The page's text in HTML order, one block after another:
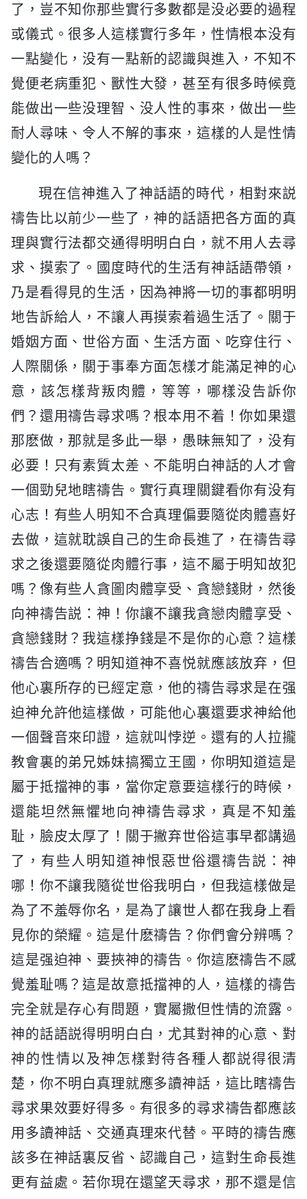
了，豈不知你那些實行多數都是没必要的過程
或儀式。很多人這樣實行多年，性情根本没有
一點變化，没有一點新的認識與進入，不知不
覺便老病重犯、獸性大發，甚至有很多時候竟
能做出一些没理智、没人性的事來，做出一些
耐人尋味、令人不解的事來，這樣的人是性情
變化的人嗎？
現在信神進入了神話語的時代，相對來説
禱告比以前少一些了，神的話語把各方面的真
理與實行法都交通得明明白白，就不用人去尋
求、摸索了。國度時代的生活有神話語帶領，
乃是看得見的生活，因為神將一切的事都明明
地告訴給人，不讓人再摸索着過生活了。關于
婚姻方面、世俗方面、生活方面、吃穿住行、
人際關係，關于事奉方面怎樣才能滿足神的心
意，該怎樣背叛肉體，等等，哪樣没告訴你
們？還用禱告尋求嗎？根本用不着！你如果還
那麽做，那就是多此一舉，愚昧無知了，没有
必要！只有素質太差、不能明白神話的人才會
一個勁兒地瞎禱告。實行真理關鍵看你有没有
心志！有些人明知不合真理偏要隨從肉體喜好
去做，這就耽誤自己的生命長進了，在禱告尋
求之後還要隨從肉體行事，這不屬于明知故犯
嗎？像有些人貪圖肉體享受、貪戀錢財，然後
向神禱告説：神！你讓不讓我貪戀肉體享受、
貪戀錢財？我這樣挣錢是不是你的心意？這樣
禱告合適嗎？明知道神不喜悦就應該放弃，但
他心裏所存的已經定意，他的禱告尋求是在强
迫神允許他這樣做，可能他心裏還要求神給他
一個聲音來印證，這就叫悖逆。還有的人拉攏
教會裏的弟兄姊妹搞獨立王國，你明知道這是
屬于抵擋神的事，當你定意要這樣行的時候，
還能坦然無懼地向神禱告尋求，真是不知羞
耻，臉皮太厚了！關于撇弃世俗這事早都講過
了，有些人明知道神恨惡世俗還禱告説：神
哪！你不讓我隨從世俗我明白，但我這樣做是
為了不羞辱你名，是為了讓世人都在我身上看
見你的榮耀。這是什麽禱告？你們會分辨嗎？
這是强迫神、要挾神的禱告。你這麽禱告不感
覺羞耻嗎？這是故意抵擋神的人，這樣的禱告
完全就是存心有問題，實屬撒但性情的流露。
神的話語説得明明白白，尤其對神的心意、對
神的性情以及神怎樣對待各種人都説得很清
楚，你不明白真理就應多讀神話，這比瞎禱告
尋求果效要好得多。有很多的尋求禱告都應該
用多讀神話、交通真理來代替。平時的禱告應
該多在神話裏反省、認識自己，這對生命長進
更有益處。若你現在還望天尋求，那不還是信